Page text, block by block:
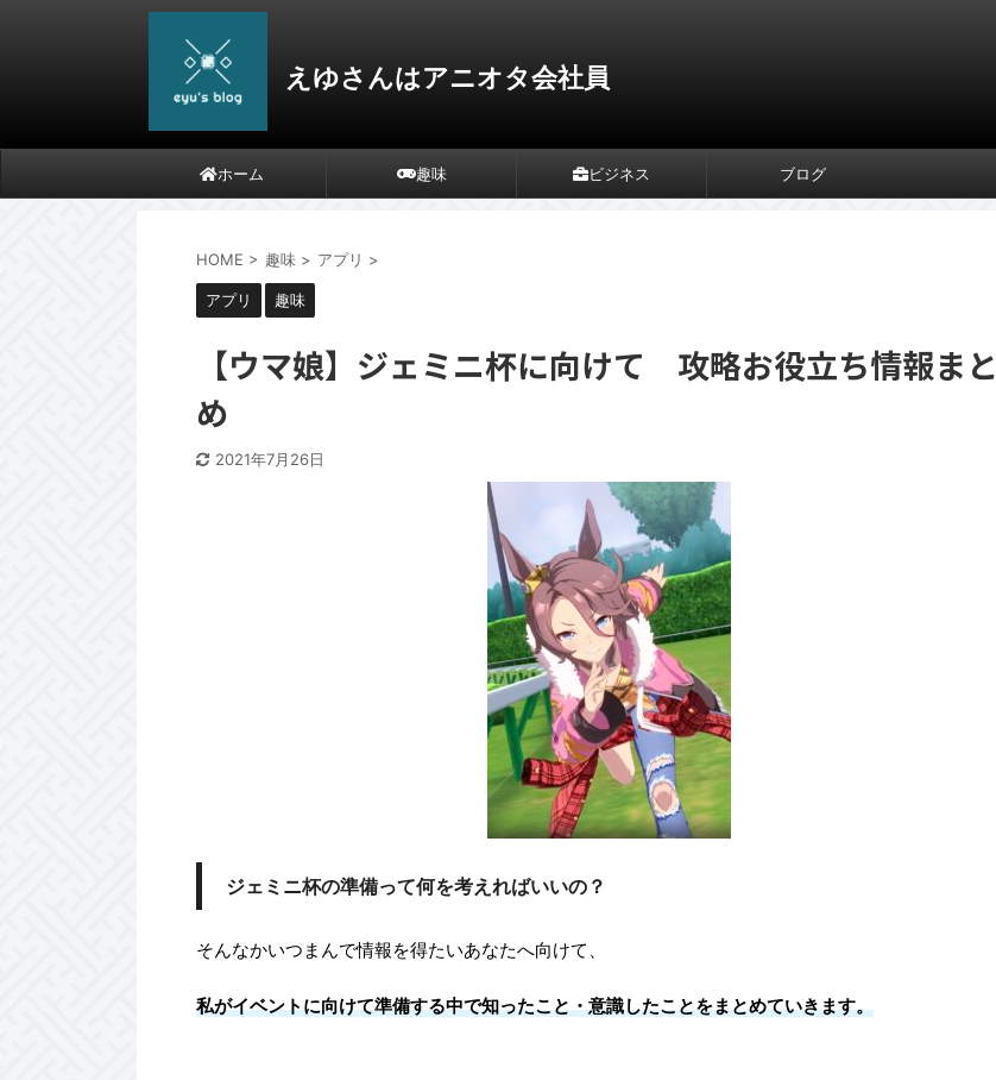
えゆさんはアニオタ会社員
ホーム 趣味 ビジネス ブログ
HOME > 趣味 > アプリ >
アプリ 趣味
【ウマ娘】ジェミニ杯に向けて 攻略お役立ち情報まと
め
2021年7月26日
ジェミニ杯の準備って何を考えればいいの？
そんなかいつまんで情報を得たいあなたへ向けて、
私がイベントに向けて準備する中で知ったこと・意識したことをまとめていきます。